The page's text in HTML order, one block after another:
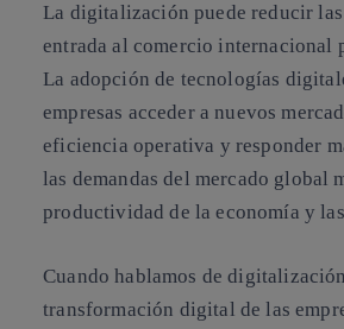
La digitalización puede reducir las
entrada al comercio internacional
La adopción de tecnologías
empresas acceder a nuevos
eficiencia operativa y responder
las demandas del mercado global
productividad de la economía y las
Cuando hablamos de
transformación digital de las